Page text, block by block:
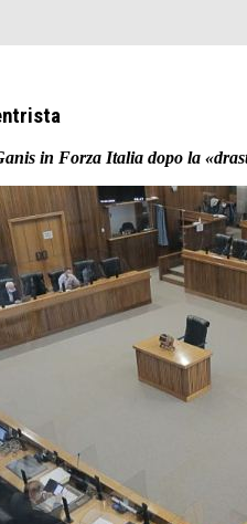
in Forza Italia dopo la